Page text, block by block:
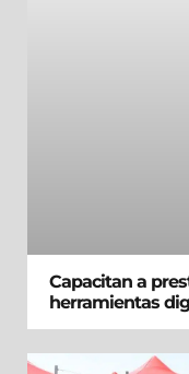
Capacitan a
herramientas